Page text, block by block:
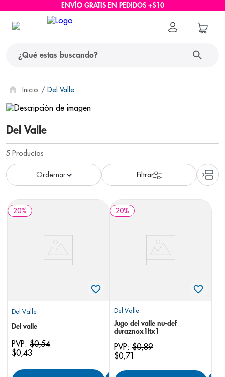
ENVÍO GRATIS EN PEDIDOS +$10
Del Valle
Del Valle
5 Productos
20%
Del Valle
Del valle
PVP: $0,54
$0,43
20%
Del Valle
Jugo del valle nu-def
duraznox1ltx1
PVP: $0,89
$0,71
términos más buscados
1. protector solar
2. pañales
3
4. cerave
6. shampoo
7.
pediasure
panolini